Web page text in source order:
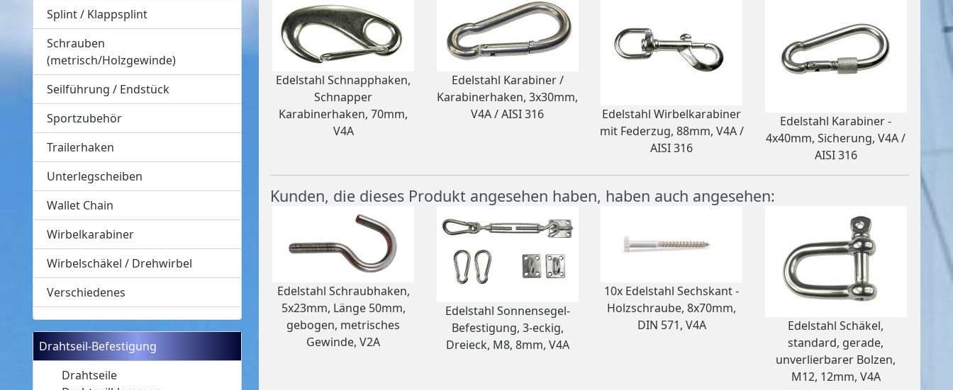
Splint / Klappsplint
Schrauben
(metrisch/Holzgewinde)
Seilführung / Endstück
Sportzubehör
Trailerhaken
Unterlegscheiben
Wallet Chain
Wirbelkarabiner
Wirbelschäkel / Drehwirbel
Verschiedenes
Drahtseil-Befestigung
Drahtseile
Edelstahl Schnapphaken,
Schnapper
Karabinerhaken, 70mm,
V4A
Edelstahl Karabiner /
Karabinerhaken, 3x30mm,
V4A / AISI 316
Edelstahl Wirbelkarabiner
mit Federzug, 88mm, V4A /
AISI 316
Edelstahl Karabiner -
4x40mm, Sicherung, V4A /
AISI 316
Kunden, die dieses Produkt angesehen haben, haben auch angesehen:
Edelstahl Schraubhaken,
5x23mm, Länge 50mm,
gebogen, metrisches
Gewinde, V2A
Edelstahl Sonnensegel-
Befestigung, 3-eckig,
Dreieck, M8, 8mm, V4A
10x Edelstahl Sechskant -
Holzschraube, 8x70mm,
DIN 571, V4A
Edelstahl Schäkel,
standard, gerade,
unverlierbarer Bolzen,
M12, 12mm, V4A